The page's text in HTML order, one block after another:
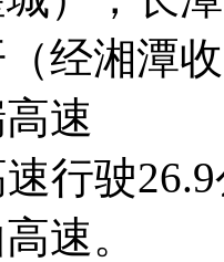
经湘潭
速
行驶
速。